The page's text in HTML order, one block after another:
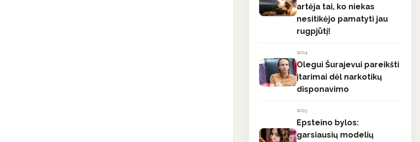
artėja tai, ko niekas
nesitikėjo pamatyti jau
rugpjūtį!
10:04
Olegui Šurajevui pareikšti
įtarimai dėl narkotikų
disponavimo
10:03
Epsteino bylos:
garsiausių modelių